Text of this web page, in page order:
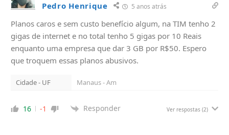
Pedro Henrique 5 anos atrás
Planos caros e sem custo benefício algum, na TIM tenho 2
gigas de internet e no total tenho 5 gigas por 10 Reais
enquanto uma empresa que dar 3 GB por R$50. Espero
que troquem essas planos abusivos.
Cidade - UF Manaus - Am
16 -1 Responder Ver respostas (2)